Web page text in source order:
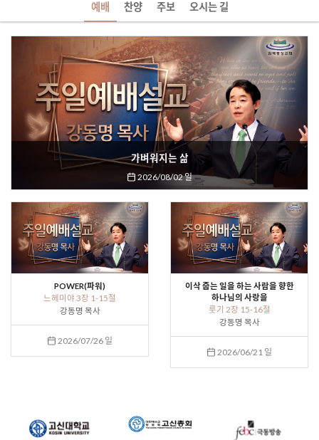
예배 찬양 주보 오시는 길
가벼워지는 삶
2026/08/02 일
POWER(파워)
느헤미야 3장 1-15절
강동명 목사
2026/07/26 일
이삭 줍는 일을 하는 사람을 향한
하나님의 사랑을
룻기 2장 15-16절
강동명 목사
2026/06/21 일